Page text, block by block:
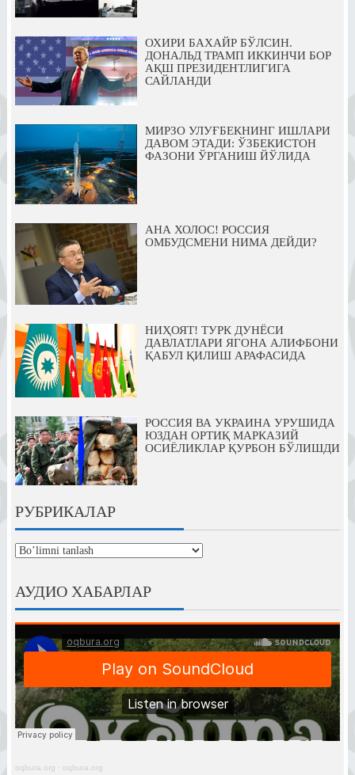
ОХИРИ БАХАЙР БЎЛСИН.
ДОНАЛЬД ТРАМП ИККИНЧИ БОР
АҚШ ПРЕЗИДЕНТЛИГИГА
САЙЛАНДИ
МИРЗО УЛУҒБЕКНИНГ ИШЛАРИ
ДАВОМ ЭТАДИ: ЎЗБЕКИСТОН
ФАЗОНИ ЎРГАНИШ ЙЎЛИДА
АНА ХОЛОС! РОССИЯ
ОМБУДСМЕНИ НИМА ДЕЙДИ?
НИҲОЯТ! ТУРК ДУНЁСИ
ДАВЛАТЛАРИ ЯГОНА АЛИФБОНИ
ҚАБУЛ ҚИЛИШ АРАФАСИДА
РОССИЯ ВА УКРАИНА УРУШИДА
ЮЗДАН ОРТИҚ МАРКАЗИЙ
ОСИЁЛИКЛАР ҚУРБОН БЎЛИШДИ
РУБРИКАЛАР
рубрикалар
АУДИО ХАБАРЛАР
oqbura.org · oqbura.org